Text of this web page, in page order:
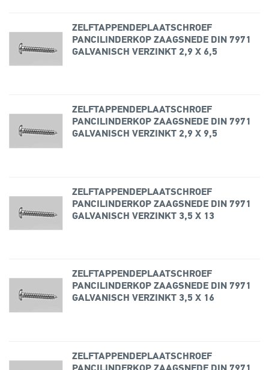
ZELFTAPPENDEPLAATSCHROEF
PANCILINDERKOP ZAAGSNEDE DIN 7971
GALVANISCH VERZINKT 2,9 X 6,5
ZELFTAPPENDEPLAATSCHROEF
PANCILINDERKOP ZAAGSNEDE DIN 7971
GALVANISCH VERZINKT 2,9 X 9,5
ZELFTAPPENDEPLAATSCHROEF
PANCILINDERKOP ZAAGSNEDE DIN 7971
GALVANISCH VERZINKT 3,5 X 13
ZELFTAPPENDEPLAATSCHROEF
PANCILINDERKOP ZAAGSNEDE DIN 7971
GALVANISCH VERZINKT 3,5 X 16
ZELFTAPPENDEPLAATSCHROEF